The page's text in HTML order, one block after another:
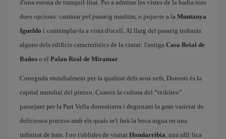
d'una estona de tranquil·litat. Per a admirar les vistes de la badia tens
dues opcions: caminar pel passeig marítim, o pujar-te a la Muntanya
Igueldo i contemplar-la a vista d'ocell. Al llarg del passeig trobaràs
alguns dels edificis característics de la ciutat: l'antiga Casa Reial de
Baños o el Palau Real de Miramar.
Coneguda mundialment per la qualitat dels seus xefs, Donosti és la
capital mundial del pintxo. Coneix la cultura del “txikiteo”
passejant per la Part Vella donostiarra i degustant la gran varietat de
deliciosos pintxos amb els quals se't farà la boca aigua en una
infinitat de bars. I no t'oblides de visitar Hondarribia, una idíl·lica